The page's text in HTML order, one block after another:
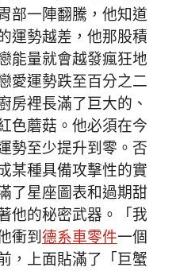
部一陣翻騰，他知道
運勢越差，他那股積
能量就會越發瘋狂地
愛運勢跌至百分之二
房裡長滿了巨大的、
色蘑菇。他必須在今
勢至少提升到零。否
某種具備攻擊性的實
了星座圖表和過期甜
他的秘密武器。「我
衝到德系車零件一個
，上面貼滿了「巨蟹